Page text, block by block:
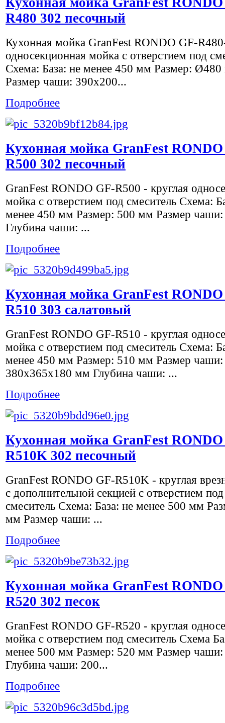
R480 302 песочный
Кухонная мойка GranFest RONDO GF-
односекционная мойка с отверстием под
Схема: База: не менее 450 мм Размер:
Размер чаши: 390х200...
Подробнее
Кухонная мойка GranFest
R500 302 песочный
GranFest RONDO GF-R500 - круглая
мойка с отверстием под смеситель Схема:
менее 450 мм Размер: 500 мм Размер
Глубина чаши: ...
Подробнее
Кухонная мойка GranFest
R510 303 салатовый
GranFest RONDO GF-R510 - круглая
мойка с отверстием под смеситель Схема:
менее 450 мм Размер: 510 мм Размер чаши:
380х365х180 мм Глубина чаши: ...
Подробнее
Кухонная мойка GranFest
R510K 302 песочный
GranFest RONDO GF-R510K - круглая
с дополнительной секцией с отверстием под
смеситель Схема: База: не менее 500 мм
мм Размер чаши: ...
Подробнее
Кухонная мойка GranFest
R520 302 песок
GranFest RONDO GF-R520 - круглая
мойка с отверстием под смеситель Схема
менее 500 мм Размер: 520 мм Размер
Глубина чаши: 200...
Подробнее